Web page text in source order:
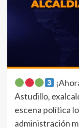
Astudillo,
escena política
administración